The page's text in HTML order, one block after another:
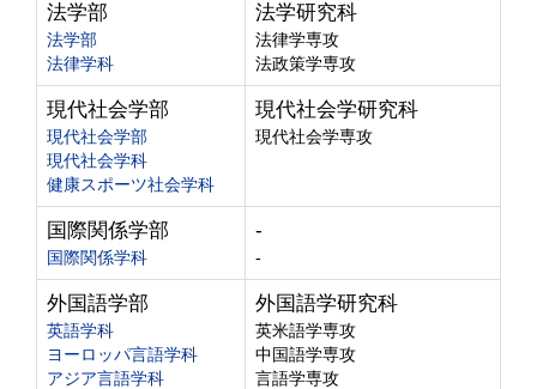
法学部
法学部
法律学科
法学研究科
法律学専攻
法政策学専攻
現代社会学部
現代社会学部
現代社会学科
健康スポーツ社会学科
現代社会学研究科
現代社会学専攻
国際関係学部
国際関係学科
-
-
外国語学部
英語学科
ヨーロッパ言語学科
アジア言語学科
外国語学研究科
英米語学専攻
中国語学専攻
言語学専攻